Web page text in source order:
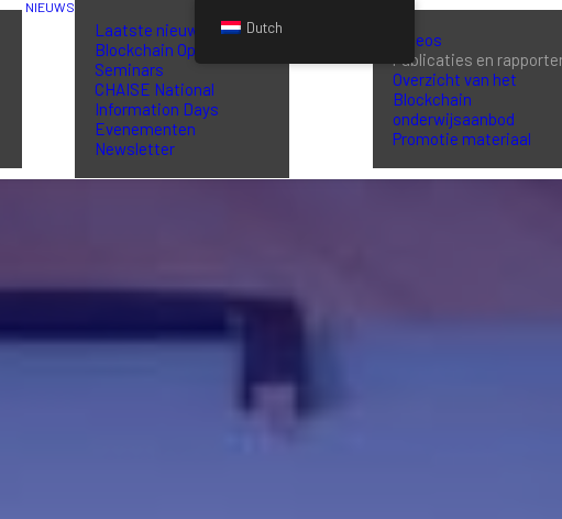
NIEUWS
Laatste nieuws
Blockchain Opleiding
Seminars
CHAISE National
Information Days
Evenementen
Newsletter
Videos
Publicaties en
Overzicht van het
Blockchain
onderwijsaanbod
Promotie materiaal
Dutch